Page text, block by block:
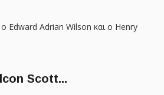
ο Edward Adrian Wilson και ο Henry
Scott...